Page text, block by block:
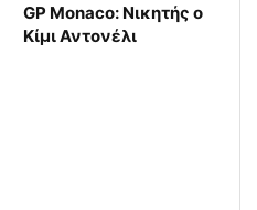
GP Monaco: Νικητής ο
Κίμι Αντονέλι